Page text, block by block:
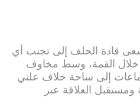
قادة الحلف إلى تجنب أي
القمة، وسط مخاوف
إلى ساحة خلاف علني
ومستقبل العلاقة عبر